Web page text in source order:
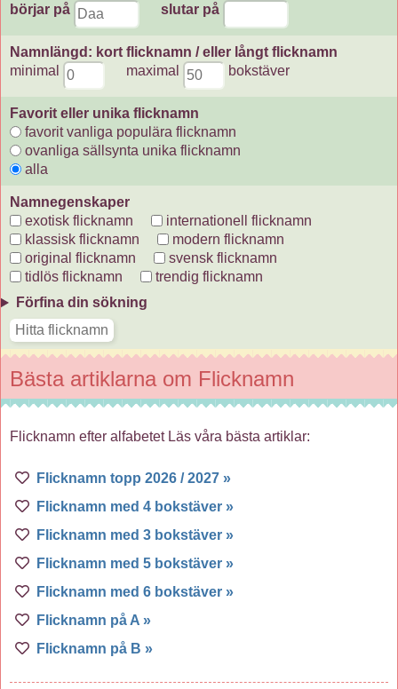
börjar på slutar på
Namnlängd: kort flicknamn / eller långt flicknamn
minimal
maximal bokstäver
Favorit eller unika flicknamn
favorit vanliga populära flicknamn
ovanliga sällsynta unika flicknamn
alla
Namnegenskaper
exotisk flicknamn
internationell flicknamn
klassisk flicknamn
modern flicknamn
original flicknamn
svensk flicknamn
tidlös flicknamn
trendig flicknamn
Förfina din sökning
Bästa artiklarna om Flicknamn
Flicknamn efter alfabetet Läs våra bästa artiklar:
Flicknamn topp 2026 / 2027 »
Flicknamn med 4 bokstäver »
Flicknamn med 3 bokstäver »
Flicknamn med 5 bokstäver »
Flicknamn med 6 bokstäver »
Flicknamn på A »
Flicknamn på B »